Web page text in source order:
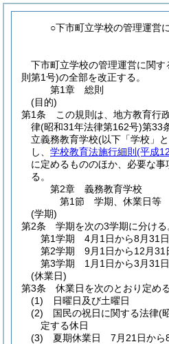
○下市町立学校の管理運営
下市町立学校の管理運営に関
則第1号)の全部を改正する。
第1章
総則
(目的)
第1条
この規則は、地方教育行
律(昭和31年法律第162号)第33
立義務教育学校(以下「学校」
し、 学校教育法施行細則 (平成
に定めるもののほか、必要な
る。
第2章
義務教育学校
第1節
学期、休業日等
(学期)
第2条
学期を次の3学期に分ける
第1学期 4月1日から8月31
第2学期 9月1日から12月31
第3学期 1月1日から3月31
(休業日)
第3条
休業日を次のとおり定める
(1)
日曜日及び土曜日
(2)
国民の祝日に関する法律(
定する休日
(3)
夏期休業日 7月21日から